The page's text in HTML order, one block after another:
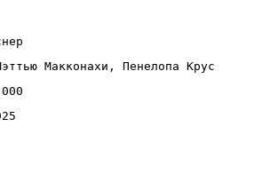
Макконахи, Пенелопа Крус